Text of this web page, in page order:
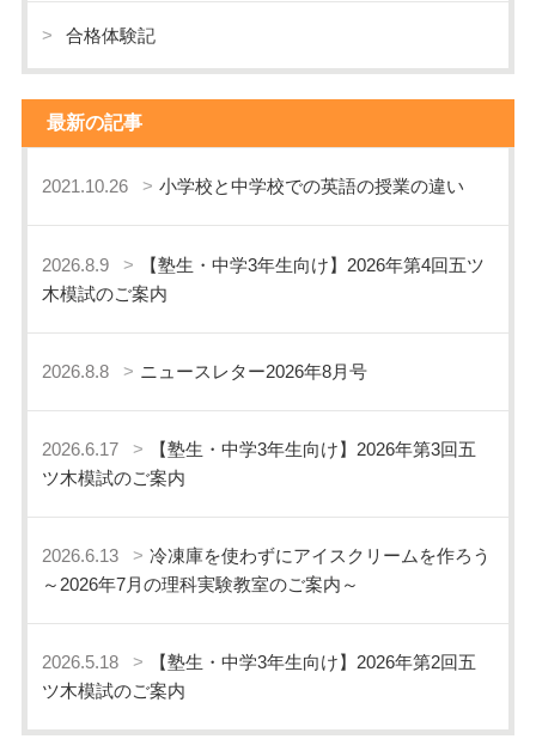
合格体験記
最新の記事
2021.10.26 小学校と中学校での英語の授業の違い
2026.8.9
【塾生・中学3年生向け】2026年第4回五ツ
木模試のご案内
2026.8.8 ニュースレター2026年8月号
2026.6.17
【塾生・中学3年生向け】2026年第3回五
ツ木模試のご案内
2026.6.13
冷凍庫を使わずにアイスクリームを作ろう
～2026年7月の理科実験教室のご案内～
2026.5.18
【塾生・中学3年生向け】2026年第2回五
ツ木模試のご案内